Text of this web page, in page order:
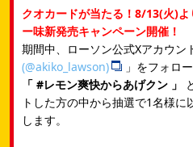
クオカードが当たる！8/13(火)
ー味新発売キャンペーン開催！
期間中、ローソン公式Xアカウン
(@akiko_lawson)
」をフォロ
「 #レモン爽快からあげクン 」
トした方の中から抽選で1名様
します。